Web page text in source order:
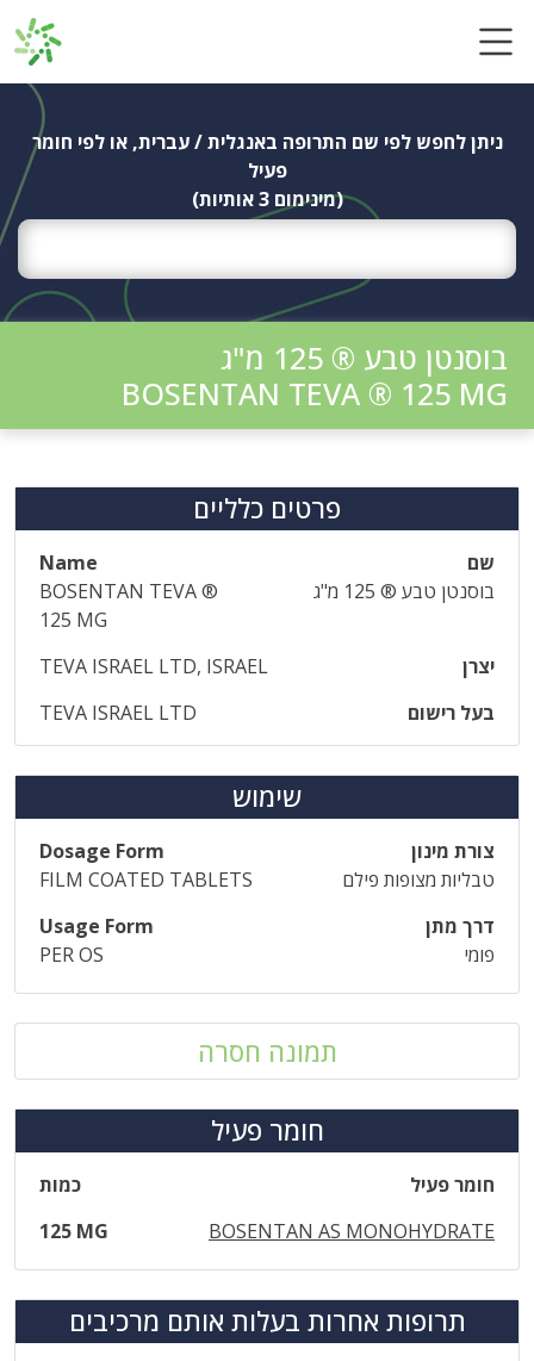
ניתן לחפש לפי שם התרופה באנגלית / עברית, או לפי חומר
פעיל
(מינימום 3 אותיות)
בוסנטן טבע ® 125 מ"ג
BOSENTAN TEVA ® 125 MG
פרטים כלליים
שם
Name
בוסנטן טבע ® 125 מ"ג
BOSENTAN TEVA ®
125 MG
יצרן
TEVA ISRAEL LTD, ISRAEL
בעל רישום
TEVA ISRAEL LTD
שימוש
צורת מינון
Dosage Form
טבליות מצופות פילם
FILM COATED TABLETS
דרך מתן
Usage Form
פומי
PER OS
תמונה חסרה
חומר פעיל
חומר פעיל
כמות
BOSENTAN AS MONOHYDRATE
125 MG
תרופות אחרות בעלות אותם מרכיבים